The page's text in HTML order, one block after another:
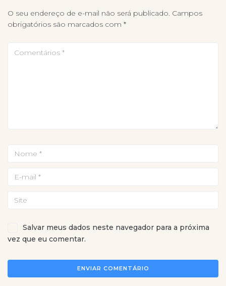
O seu endereço de e-mail não será publicado. Campos
obrigatórios são marcados com *
Salvar meus dados neste navegador para a próxima
vez que eu comentar.